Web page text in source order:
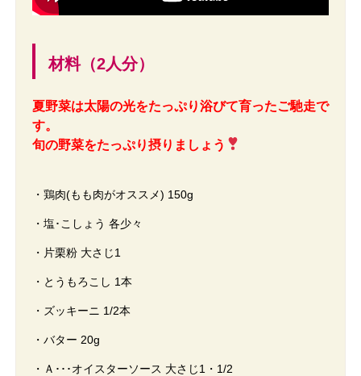
材料（2人分）
夏野菜は太陽の光をたっぷり浴びて育ったご馳走で
す。
旬の野菜をたっぷり摂りましょう
・鶏肉(もも肉がオススメ) 150g
・塩･こしょう 各少々
・片栗粉 大さじ1
・とうもろこし 1本
・ズッキーニ 1/2本
・バター 20g
・Ａ･･･オイスターソース 大さじ1・1/2